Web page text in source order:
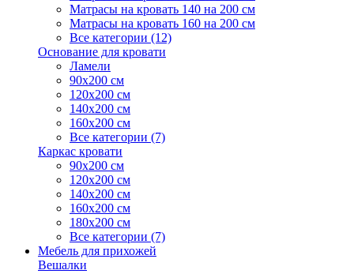
Матрасы на кровать 140 на 200 см
Матрасы на кровать 160 на 200 см
Все категории (12)
Основание для кровати
Ламели
90х200 см
120х200 см
140х200 см
160х200 см
Все категории (7)
Каркас кровати
90х200 см
120х200 см
140х200 см
160х200 см
180х200 см
Все категории (7)
Мебель для прихожей
Вешалки